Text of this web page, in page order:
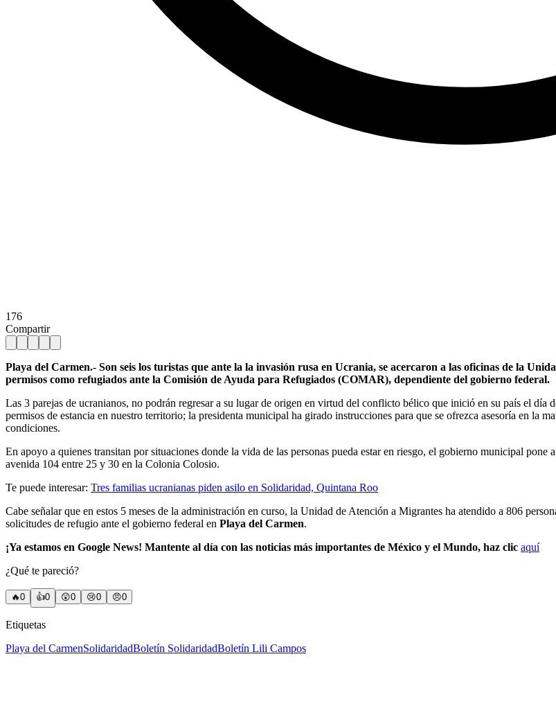
176
Compartir
Playa del Carmen.- Son seis los turistas que ante la la invasión rusa en Ucrania, se acercaron a las oficinas de la
permisos como refugiados ante la Comisión de Ayuda para Refugiados (COMAR), dependiente del gobierno federal.
Las 3 parejas de ucranianos, no podrán regresar a su lugar de origen en virtud del conflicto bélico que inició en su país el
permisos de estancia en nuestro territorio; la presidenta municipal ha girado instrucciones para que se ofrezca asesoría en la
condiciones.
En apoyo a quienes transitan por situaciones donde la vida de las personas pueda estar en riesgo, el gobierno municipal
avenida 104 entre 25 y 30 en la Colonia Colosio.
Te puede interesar: Tres familias ucranianas piden asilo en Solidaridad, Quintana Roo
Cabe señalar que en estos 5 meses de la administración en curso, la Unidad de Atención a Migrantes ha atendido a 806
solicitudes de refugio ante el gobierno federal en Playa del Carmen.
¡Ya estamos en Google News! Mantente al día con las noticias más importantes de México y el Mundo, haz clic aquí
¿Qué te pareció?
🔥0 👍0 😲0 😢0 😠0
Etiquetas
Playa del CarmenSolidaridadBoletín SolidaridadBoletín Lili Campos